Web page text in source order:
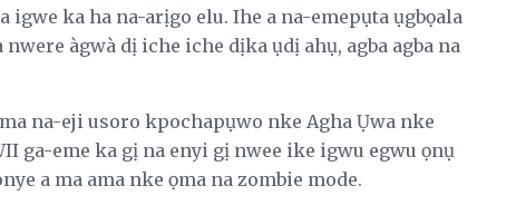
igwe ka ha na-arịgo elu. Ihe a na-emepụta ụgbọala
àgwà dị iche iche dịka ụdị ahụ, agba agba na
na-eji usoro kpochapụwo nke Agha Ụwa nke
ga-eme ka gị na enyi gị nwee ike igwu egwu ọnụ
a ma ama nke ọma na zombie mode.